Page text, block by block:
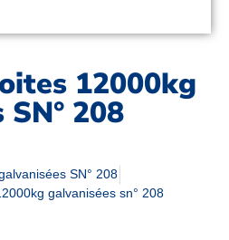
12000kg
208
SN° 208
galvanisées sn° 208